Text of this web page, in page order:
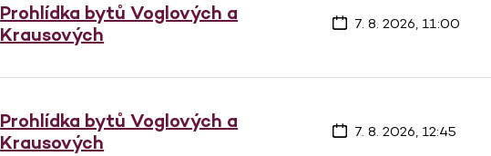
Prohlídka bytů Voglových a
Krausových
7. 8. 2026, 11:00
Prohlídka bytů Voglových a
Krausových
7. 8. 2026, 12:45